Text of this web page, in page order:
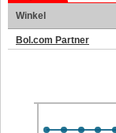
Winkel
Bol.com Partner